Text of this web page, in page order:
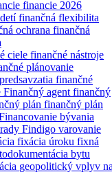
financie 2026
finančná flexibilita
ochrana finančná
ciele finančné nástroje
plánovanie
finančné
Finančný agent finančný
plán finančný plán
bývania
Findigo varovanie
fixácia úroku fixná
bytu
geopolitický vplyv